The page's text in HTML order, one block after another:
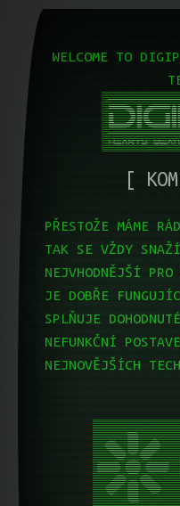
WELCOME TO
PŘESTOŽE MÁME
TAK SE VŽDY
NEJVHODNĚJŠÍ
JE DOBŘE
SPLŇUJE
NEFUNKČNÍ
NEJNOVĚJŠÍCH
DIGIPUNK CO
REFERENCE